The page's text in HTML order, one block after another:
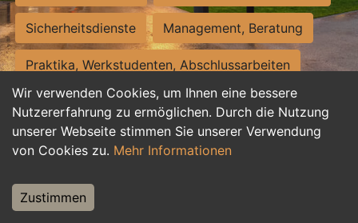
Wir verwenden Cookies, um Ihnen eine bessere
Nutzererfahrung zu ermöglichen. Durch die Nutzung
unserer Webseite stimmen Sie unserer Verwendung
von Cookies zu. Mehr Informationen
Zustimmen
Sicherheitsdienste Management, Beratung
Praktika, Werkstudenten, Abschlussarbeiten
Personalwesen Assistenz, Sekretariat
Hilfskräfte, Aushilfs- und Nebenjobs
Weiterbildung, Studium, duale Ausbildung